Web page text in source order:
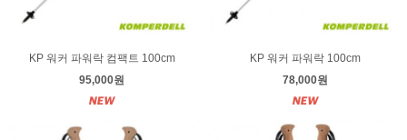
KP 워커 파워락 컴팩트 100cm
95,000원
KP 워커 파워락 100cm
78,000원